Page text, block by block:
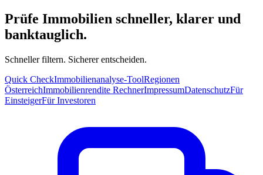
Prüfe Immobilien schneller, klarer und
banktauglich.
Schneller filtern. Sicherer entscheiden.
Quick CheckImmobilienanalyse-ToolRegionen
ÖsterreichImmobilienrendite RechnerImpressumDatenschutzFür
EinsteigerFür Investoren